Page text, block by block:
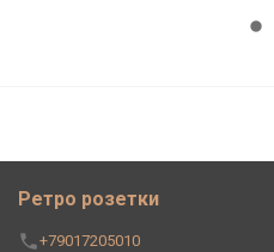
Ретро розетки
+79017205010